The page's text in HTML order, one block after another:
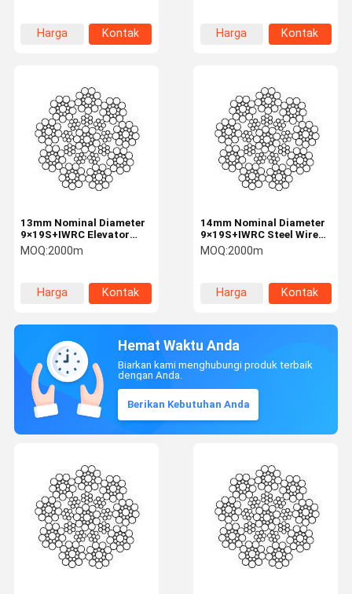
Harga
Kontak
Harga
Kontak
13mm Nominal Diameter
9×19S+IWRC Elevator
Steel Rope Lifting And
Hoisting
MOQ:2000m
Harga
Kontak
14mm Nominal Diameter
9×19S+IWRC Steel Wire
Rope For Elevator
MOQ:2000m
Harga
Kontak
Hemat Waktu Anda
Biarkan kami menghubungi produk terbaik
dengan Anda.
Berikan Kebutuhan Anda